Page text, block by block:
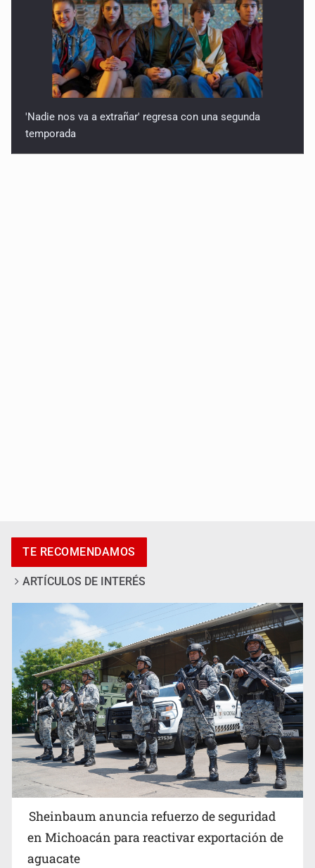
'Nadie nos va a extrañar' regresa con una segunda
temporada
por falta de municiones
Anuncian comité ciudadano para exigir la liberación de
Ernesto Ruffo
TE RECOMENDAMOS
ARTÍCULOS DE INTERÉS
Sheinbaum anuncia refuerzo de seguridad
en Michoacán para reactivar exportación de
aguacate